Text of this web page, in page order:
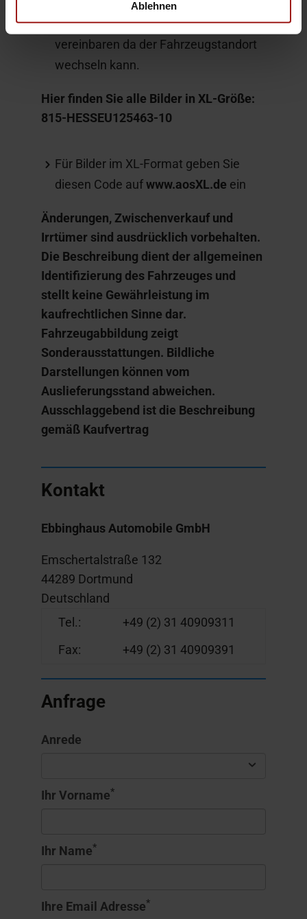
Ablehnen
gemäß Kaufvertrag. Bitte vor
Fahrzeugbesichtigung einen Termin
vereinbaren da der Fahrzeugstandort
wechseln kann.
Hier finden Sie alle Bilder in XL-Größe:
815-HESSEU125463-10
Für Bilder im XL-Format geben Sie
diesen Code aufwww.aosXL.de ein
Änderungen, Zwischenverkauf und
Irrtümer sind ausdrücklich vorbehalten.
Die Beschreibung dient der allgemeinen
Identifizierung des Fahrzeuges und
stellt keine Gewährleistung im
kaufrechtlichen Sinne dar.
Fahrzeugabbildung zeigt
Sonderausstattungen. Bildliche
Darstellungen können vom
Auslieferungsstand abweichen.
Ausschlaggebend ist die Beschreibung
gemäß Kaufvertrag
Kontakt
Ebbinghaus Automobile GmbH
Emschertalstraße 132
44289 Dortmund
Deutschland
Tel.:
+49 (2) 31 40909311
Fax:
+49 (2) 31 40909391
Anfrage
Anrede
Ihr Vorname*
Ihr Name*
Ihre Email Adresse*